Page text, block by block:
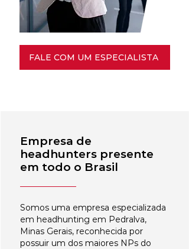
FALE COM UM ESPECIALISTA
Empresa de
headhunters presente
em todo o Brasil
Somos uma empresa especializada
em headhunting em Pedralva,
Minas Gerais, reconhecida por
possuir um dos maiores NPs do